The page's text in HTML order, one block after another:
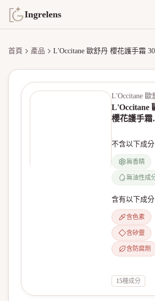
Ingrelens
首頁 產品 L'Occitane 歐舒丹 櫻花護手霜
L'Occitane 歐
L'Occitane
櫻花護手霜
不含以下成分
無香精
無油性成
含有以下成分
含色素
含矽靈
含防腐劑
15種成分